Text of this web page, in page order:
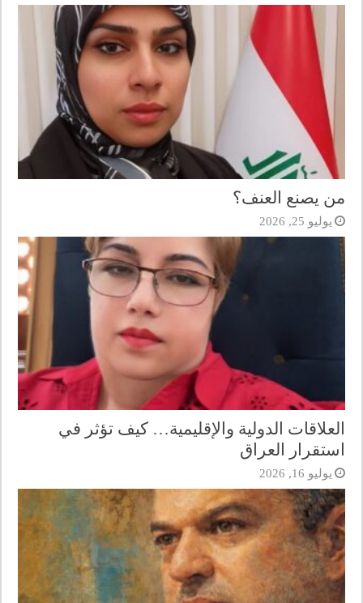
من يصنع العنف؟
يوليو 25, 2026
العلاقات الدولية والإقليمية… كيف تؤثر في
استقرار العراق
يوليو 16, 2026